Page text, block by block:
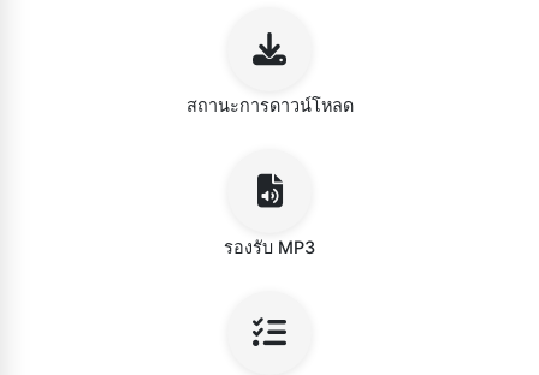
สถานะการดาวน์โหลด
รองรับ MP3